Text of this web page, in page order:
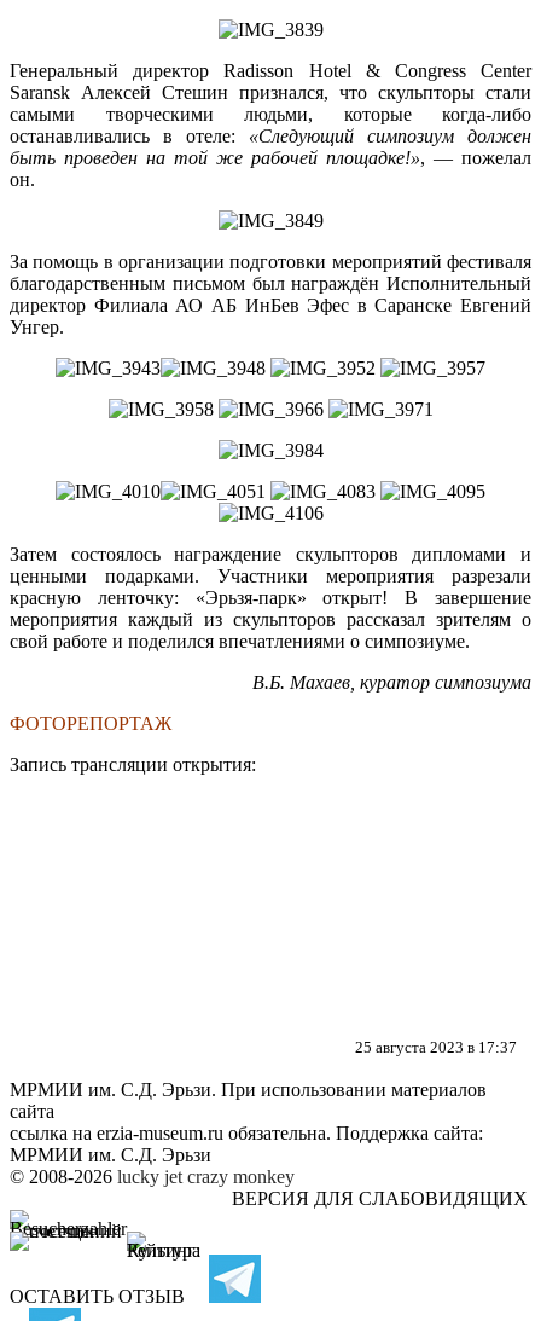
Генеральный директор Radisson Hotel & Congress Center
Saransk Алексей Стешин признался, что скульпторы стали
самыми творческими людьми, которые когда-либо
останавливались в отеле: «Следующий симпозиум должен
быть проведен на той же рабочей площадке!», — пожелал
он.
За помощь в организации подготовки мероприятий фестиваля
благодарственным письмом был награждён Исполнительный
директор Филиала АО АБ ИнБев Эфес в Саранске Евгений
Унгер.
Затем состоялось награждение скульпторов дипломами и
ценными подарками. Участники мероприятия разрезали
красную ленточку: «Эрьзя-парк» открыт! В завершение
мероприятия каждый из скульпторов рассказал зрителям о
свой работе и поделился впечатлениями о симпозиуме.
В.Б. Махаев, куратор симпозиума
ФОТОРЕПОРТАЖ
Запись трансляции открытия:
25 августа 2023 в 17:37
МРМИИ им. С.Д. Эрьзи. При использовании материалов
сайта
ссылка на erzia-museum.ru обязательна. Поддержка сайта:
МРМИИ им. С.Д. Эрьзи
© 2008-2026 lucky jet crazy monkey
ВЕРСИЯ ДЛЯ СЛАБОВИДЯЩИХ
ОСТАВИТЬ ОТЗЫВ